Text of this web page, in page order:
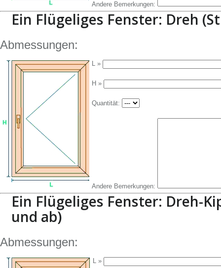
Andere Bemerkungen:
Ein Flügeliges Fenster: Dreh
Abmessungen:
L »
H »
Quantität:
Andere Bemerkungen:
Ein Flügeliges Fenster: Dreh-
und ab)
Abmessungen:
L »